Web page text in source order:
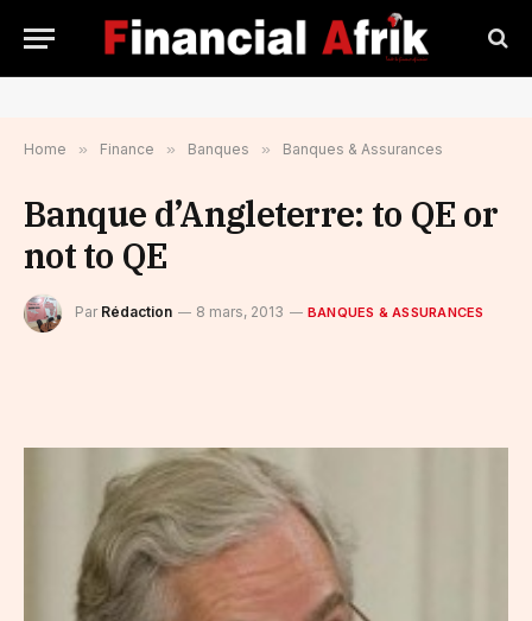
Home » Finance » Banques » Banques & Assurances
Banque d’Angleterre: to QE or
not to QE
Par Rédaction 8 mars, 2013 BANQUES & ASSURANCES